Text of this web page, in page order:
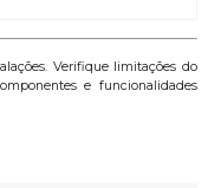
Verifique limitações do
e funcionalidades